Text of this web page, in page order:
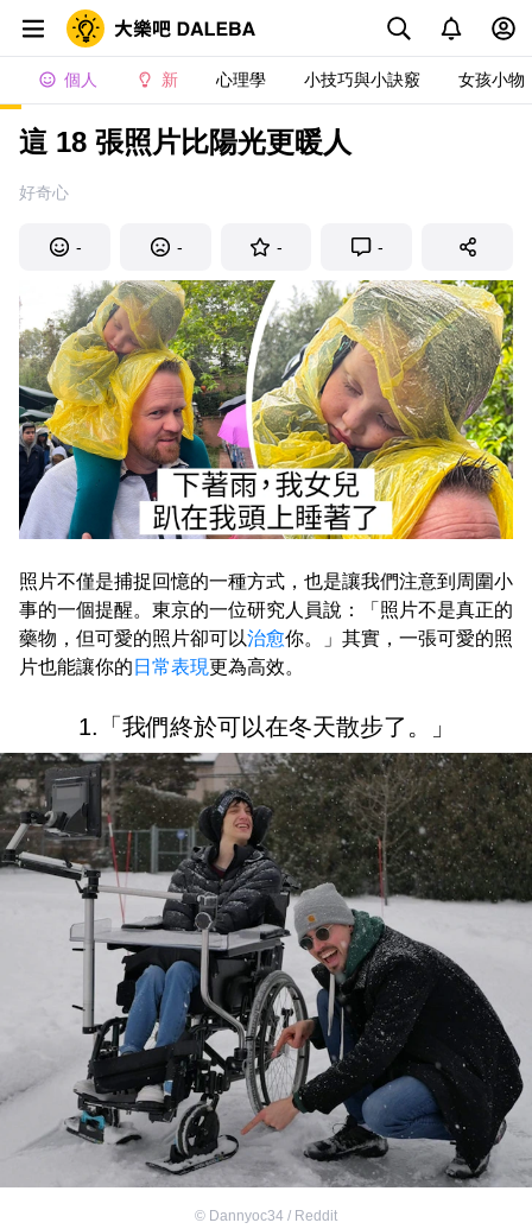
個人 新 心理學 小技巧與小訣竅 女孩小物
這 18 張照片比陽光更暖人
好奇心
- - - -
照片不僅是捕捉回憶的一種方式，也是讓我們注意到周圍小
事的一個提醒。東京的一位研究人員說：「照片不是真正的
藥物，但可愛的照片卻可以治愈你。」其實，一張可愛的照
片也能讓你的 日常表現更為高效。
1.「我們終於可以在冬天散步了。」
© Dannyoc34 / Reddit